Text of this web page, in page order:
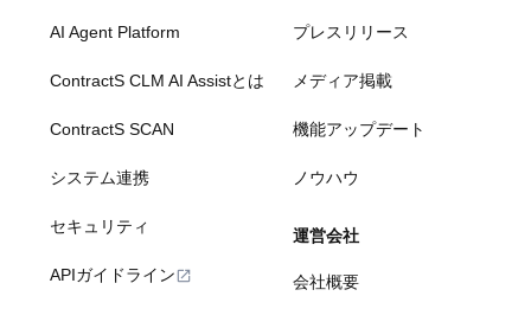
AI Agent Platform
ContractS CLM AI Assistとは
ContractS SCAN
システム連携
セキュリティ
APIガイドライン
プレスリリース
メディア掲載
機能アップデート
ノウハウ
運営会社
会社概要